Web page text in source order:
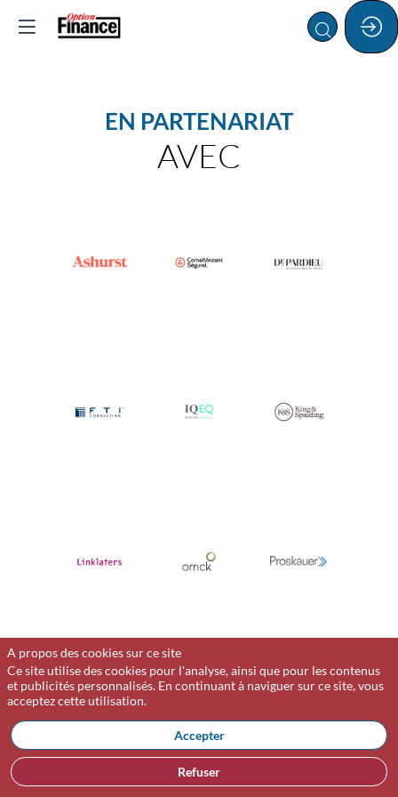
EN PARTENARIAT
AVEC
A propos des cookies sur ce site
Ce site utilise des cookies pour l'analyse, ainsi que pour les contenus
et publicités personnalisés. En continuant à naviguer sur ce site, vous
acceptez cette utilisation.
Accepter
Refuser